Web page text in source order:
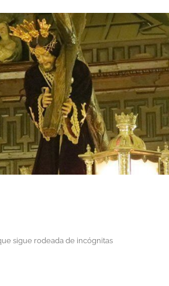
sigue rodeada de incógnitas